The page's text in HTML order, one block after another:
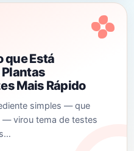
que Está
Plantas
Mais Rápido
simples — que
virou tema de testes